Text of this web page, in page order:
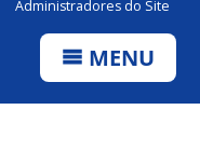
Administradores do Site
MENU